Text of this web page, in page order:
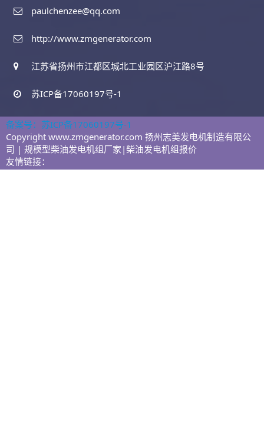
paulchenzee@qq.com
http://www.zmgenerator.com
江苏省扬州市江都区城北工业园区沪江路8号
苏ICP备17060197号-1
备案号：苏ICP备17060197号-1
Copyright www.zmgenerator.com 扬州志美发电机制造有限公
司 | 规模型柴油发电机组厂家|柴油发电机组报价
友情链接：